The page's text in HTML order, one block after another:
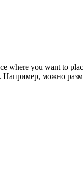
where you want to
можно